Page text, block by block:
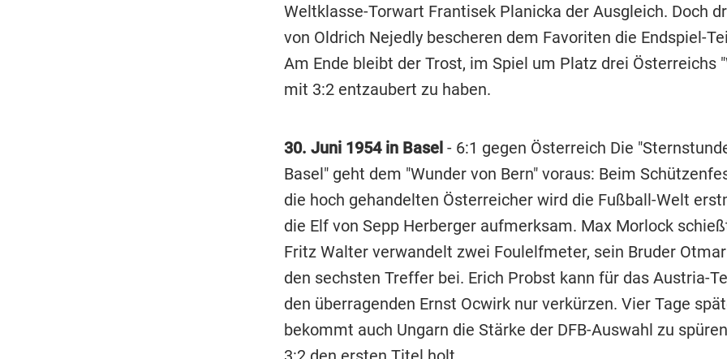
Weltklasse-Torwart Frantisek Planicka der Ausgleich. Doch
von Oldrich Nejedly bescheren dem Favoriten die Endspiel-
Am Ende bleibt der Trost, im Spiel um Platz drei Österreichs
mit 3:2 entzaubert zu haben.
30. Juni 1954 in Basel - 6:1 gegen Österreich Die
Basel" geht dem "Wunder von Bern" voraus: Beim
die hoch gehandelten Österreicher wird die Fußball-Welt
die Elf von Sepp Herberger aufmerksam. Max Morlock
Fritz Walter verwandelt zwei Foulelfmeter, sein Bruder
den sechsten Treffer bei. Erich Probst kann für das Austria-
den überragenden Ernst Ocwirk nur verkürzen. Vier Tage
bekommt auch Ungarn die Stärke der DFB-Auswahl zu